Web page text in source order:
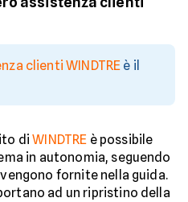
clienti WINDTRE è il
diWINDTRE è possibile
in autonomia, seguendo
fornite nella guida.
ad un ripristino della